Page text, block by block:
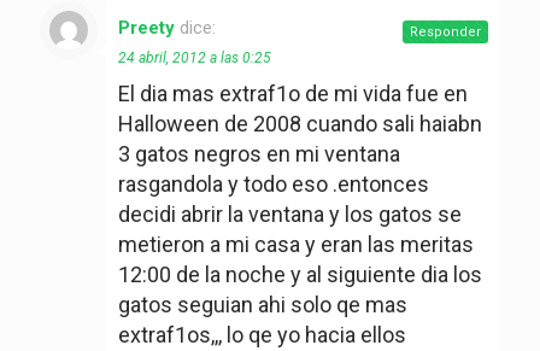
Preety dice:
24 abril, 2012 a las 0:25
El dia mas extraf1o de mi vida fue en
Halloween de 2008 cuando sali haiabn
3 gatos negros en mi ventana
rasgandola y todo eso .entonces
decidi abrir la ventana y los gatos se
metieron a mi casa y eran las meritas
12:00 de la noche y al siguiente dia los
gatos seguian ahi solo qe mas
extraf1os,,, lo qe yo hacia ellos
Responder